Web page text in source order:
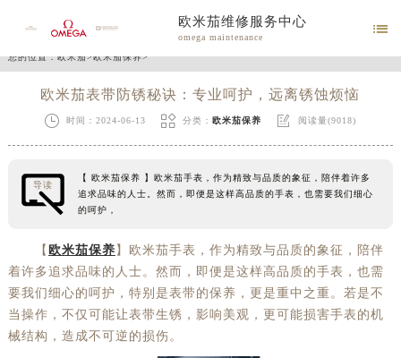
欧米茄维修服务中心
omega maintenance

您的位置：欧米茄>欧米茄保养>
欧米茄表带防锈秘诀：专业呵护，远离锈蚀烦恼
 时间：2024-06-13  分类：欧米茄保养  阅读量(9018)
导读
【 欧米茄保养 】欧米茄手表，作为精致与品质的象征，陪伴着许多
追求品味的人士。然而，即便是这样高品质的手表，也需要我们细心
的呵护，
【 欧米茄保养 】欧米茄手表，作为精致与品质的象征，陪伴
着许多追求品味的人士。然而，即便是这样高品质的手表，也需
要我们细心的呵护，特别是表带的保养，更是重中之重。若是不
当操作，不仅可能让表带生锈，影响美观，更可能损害手表的机
械结构，造成不可逆的损伤。